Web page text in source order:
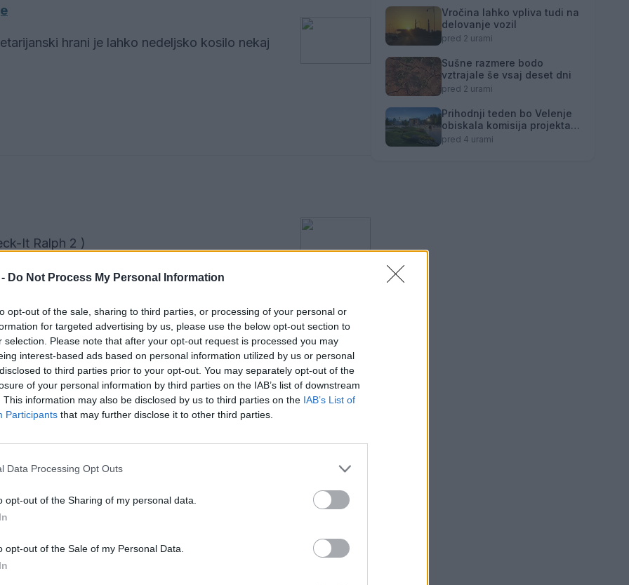
Do Not Process My Personal Information
opt-out of the sale, sharing to third parties, or processing of your personal or
for targeted advertising by us, please use the below opt-out section to
selection. Please note that after your opt-out request is processed you may
interest-based ads based on personal information utilized by us or personal
to third parties prior to your opt-out. You may separately opt-out of the
of your personal information by third parties on the IAB’s list of downstream
This information may also be disclosed by us to third parties on the IAB’s List of
Participants that may further disclose it to other third parties.
Data Processing Opt Outs
opt-out of the Sharing of my personal data.
opt-out of the Sale of my Personal Data.
hrani je lahko nedeljsko kosilo nekaj
It Ralph 2 )
minut
Paka pri Velenju
Vročina lahko vpliva tudi na
delovanje vozil
pred 2 urami
Sušne razmere bodo
vztrajale še vsaj deset dni
pred 2 urami
Prihodnji teden bo Velenje
obiskala komisija projekta
Moja dežela – znak
pred 4 urami